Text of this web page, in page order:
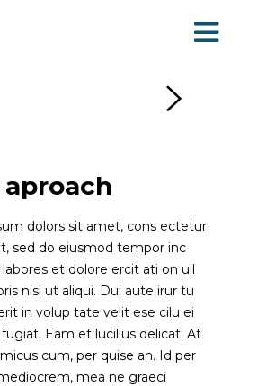
dolors sit amet, cons ectetur
sed do eiusmod tempor inc
et dolore ercit ati on ull
nisi ut aliqui. Dui aute irur tu
in volup tate velit ese cilu ei
Eam et lucilius delicat. At
cum, per quise an. Id per
mea ne graeci